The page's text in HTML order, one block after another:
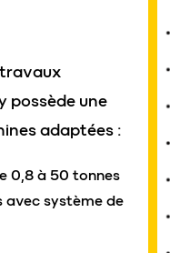
travaux
possède une
adaptées :
0,8 à 50 tonnes
avec système de